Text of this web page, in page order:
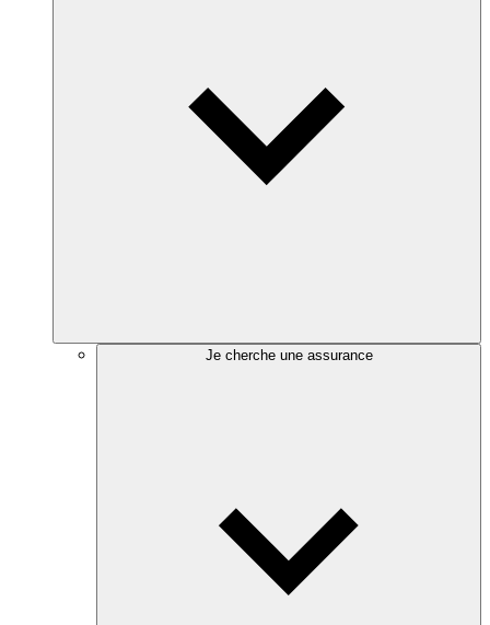
Je cherche une assurance